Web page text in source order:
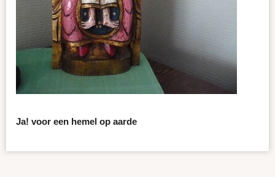
Ja! voor een hemel op aarde